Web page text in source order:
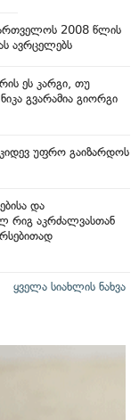
2008 წლის
ავრცელებს
ეს კარგი, თუ
გვარამია გიორგი
უფრო გაიზარდოს
და
რიგ აკრძალვასთან
ყველა სიახლის ნახვა